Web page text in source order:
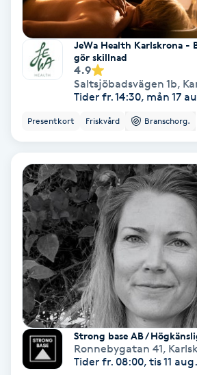
Permanent ögonbrynsmakeup
Personal shopper
Personlig tränare
Piercing
Pigmentbehandling
Pigmentfläckar
Plastikkirurgi
Powder brows
Power Yoga
JeWa Health Karlskrona -
gör skillnad
4.9
Saltsjöbadsvägen 1b,
Tider fr. 14:30, mån 17
Presentkort Friskvård Branschorg.
Strong base AB /
Ronnebygatan 41,
Tider fr. 08:00, tis 11 aug.